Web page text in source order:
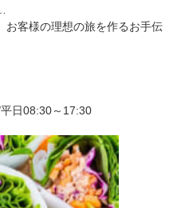
お客様の理想の旅を作るお手伝
日08:30～17:30